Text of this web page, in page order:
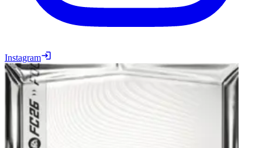
Instagram